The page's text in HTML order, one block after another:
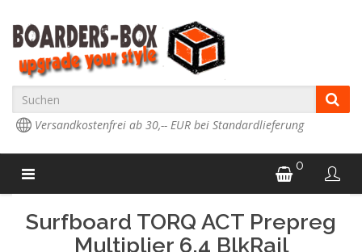
Versandkostenfrei ab 30,-- EUR bei Standardlieferung
0
Surfboard TORQ ACT Prepreg
Multiplier 6.4 BlkRail